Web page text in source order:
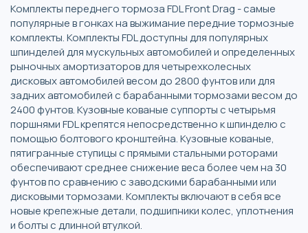
Комплекты переднего тормоза FDL Front Drag - самые
популярные в гонках на выжимание передние тормозные
комплекты. Комплекты FDL доступны для популярных
шпинделей для мускульных автомобилей и определенных
рыночных амортизаторов для четырехколесных
дисковых автомобилей весом до 2800 фунтов или для
задних автомобилей с барабанными тормозами весом до
2400 фунтов. Кузовные кованые суппорты с четырьмя
поршнями FDL крепятся непосредственно к шпинделю с
помощью болтового кронштейна. Кузовные кованые,
пятигранные ступицы с прямыми стальными роторами
обеспечивают среднее снижение веса более чем на 30
фунтов по сравнению с заводскими барабанными или
дисковыми тормозами. Комплекты включают в себя все
новые крепежные детали, подшипники колес, уплотнения
и болты с длинной втулкой.